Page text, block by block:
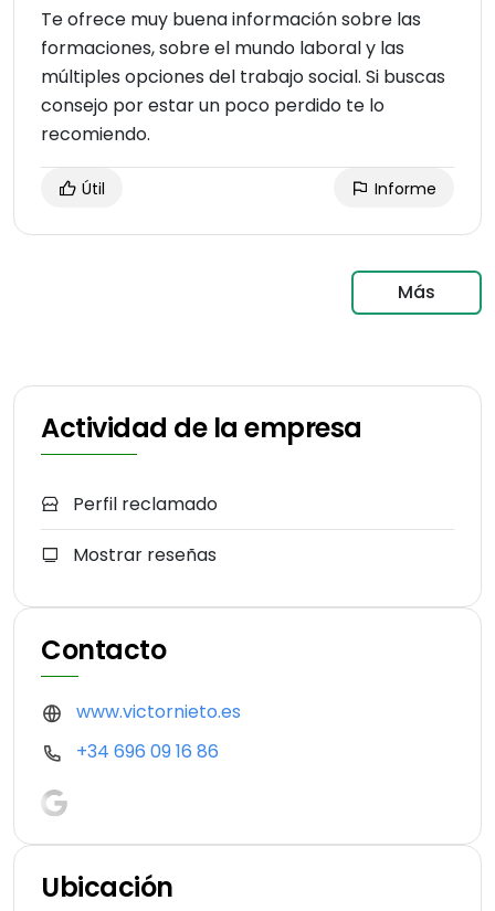
Te ofrece muy buena información sobre las
formaciones, sobre el mundo laboral y las
múltiples opciones del trabajo social. Si buscas
consejo por estar un poco perdido te lo
recomiendo.
Útil Informe
Más
Actividad de la empresa
Perfil reclamado
Mostrar reseñas
Contacto
www.victornieto.es
+34 696 09 16 86
Ubicación